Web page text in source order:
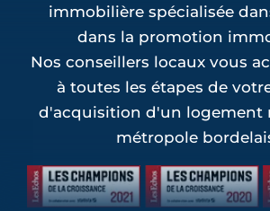
immobilière spécialisée
dans la promotion
Nos conseillers locaux vous
à toutes les étapes de
d'acquisition d'un logement
métropole